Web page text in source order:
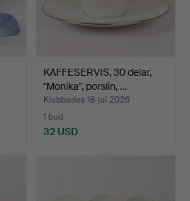
KAFFESERVIS, 30 delar,
"Monika", porslin, …
Klubbades 18 jul 2026
1 bud
32 USD